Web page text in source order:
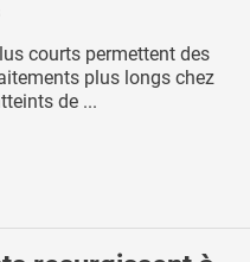
courts permettent des
plus longs chez
de ...